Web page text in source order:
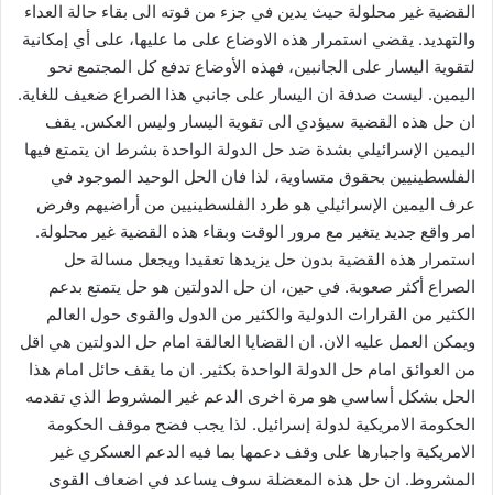
القضية غير محلولة حيث يدين في جزء من قوته الى بقاء حالة العداء
والتهديد. يقضي استمرار هذه الاوضاع على ما عليها، على أي إمكانية
لتقوية اليسار على الجانبين، فهذه الأوضاع تدفع كل المجتمع نحو
اليمين. ليست صدفة ان اليسار على جانبي هذا الصراع ضعيف للغاية.
ان حل هذه القضية سيؤدي الى تقوية اليسار وليس العكس. يقف
اليمين الإسرائيلي بشدة ضد حل الدولة الواحدة بشرط ان يتمتع فيها
الفلسطينيين بحقوق متساوية، لذا فان الحل الوحيد الموجود في
عرف اليمين الإسرائيلي هو طرد الفلسطينيين من أراضيهم وفرض
امر واقع جديد يتغير مع مرور الوقت وبقاء هذه القضية غير محلولة.
استمرار هذه القضية بدون حل يزيدها تعقيدا ويجعل مسالة حل
الصراع أكثر صعوبة. في حين، ان حل الدولتين هو حل يتمتع بدعم
الكثير من القرارات الدولية والكثير من الدول والقوى حول العالم
ويمكن العمل عليه الان. ان القضايا العالقة امام حل الدولتين هي اقل
من العوائق امام حل الدولة الواحدة بكثير. ان ما يقف حائل امام هذا
الحل بشكل أساسي هو مرة اخرى الدعم غير المشروط الذي تقدمه
الحكومة الامريكية لدولة إسرائيل. لذا يجب فضح موقف الحكومة
الامريكية واجبارها على وقف دعمها بما فيه الدعم العسكري غير
المشروط. ان حل هذه المعضلة سوف يساعد في اضعاف القوى